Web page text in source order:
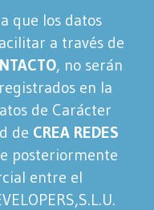
que los datos
a través de
, no serán
en la
de Carácter
de CREA REDES
posteriormente
entre el